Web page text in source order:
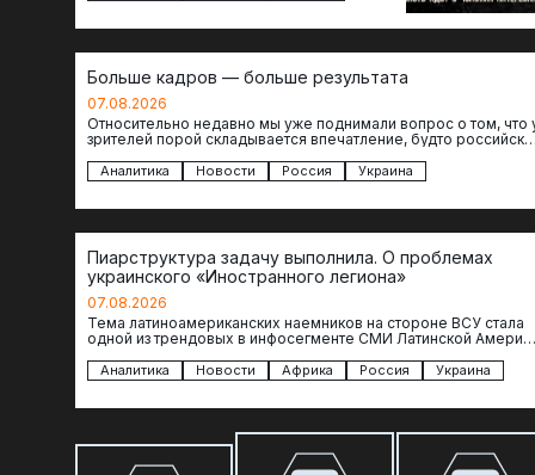
Больше кадров — больше результата
07.08.2026
Относительно недавно мы уже поднимали вопрос о том, что
зрителей порой складывается впечатление, будто российские
Аналитика Новости Россия Украина
Пиарструктура задачу выполнила. О проблемах
украинского «Иностранного легиона»
07.08.2026
Тема латиноамериканских наемников на стороне ВСУ стала
одной из трендовых в инфосегменте СМИ Латинской Америки.
Аналитика Новости Африка Россия Украина